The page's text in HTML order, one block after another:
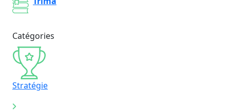
Catégories
Stratégie